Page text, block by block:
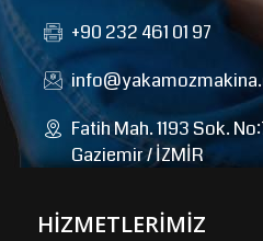
HİZMETLERİMİZ
+90 232 461 01 97
Fatih Mah. 1193 Sok.
Gaziemir / İZMİR